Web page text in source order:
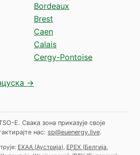
Bordeaux
Brest
Caen
Calais
Cergy-Pontoise
→
E. Свака зона приказује своје
нас: sp@euenergy.live.
EXAA (Аустрија) EPEX (Белгија,